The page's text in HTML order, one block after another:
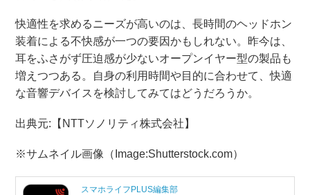
快適性を求めるニーズが高いのは、長時間のヘッドホン
装着による不快感が一つの要因かもしれない。昨今は、
耳をふさがず圧迫感が少ないオープンイヤー型の製品も
増えつつある。自身の利用時間や目的に合わせて、快適
な音響デバイスを検討してみてはどうだろうか。
出典元:【NTTソノリティ株式会社】
※サムネイル画像（Image:Shutterstock.com）
スマホライフPLUS編集部